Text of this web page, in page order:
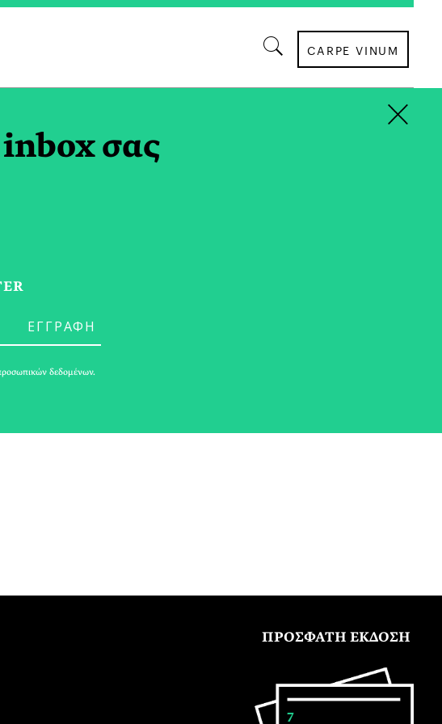
CARPE VINUM
TAG
Επανάσταση:
στο Κενό
ΠΡΟΣΦΑΤΗ ΕΚΔΟΣΗ
7
inbox σας
δεδομένων.
×